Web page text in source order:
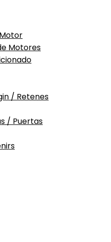
Motores
/ Retenes
/ Puertas